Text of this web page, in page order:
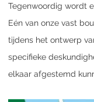
Tegenwoordig wordt
Eén van onze vast
tijdens het ontwerp
specifieke
elkaar afgestemd